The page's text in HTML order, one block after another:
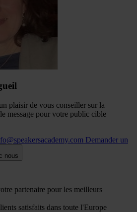
plaisir de vous conseiller sur la
message pour votre public cible
Demander un
nous
partenaire pour les meilleurs
satisfaits dans toute l'Europe